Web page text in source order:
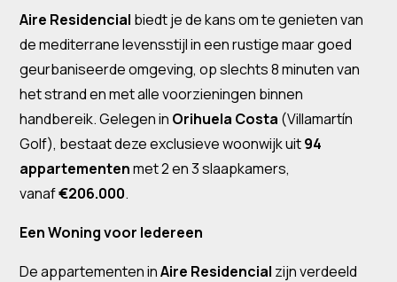
Aire Residencial biedt je de kans om te genieten van
de mediterrane levensstijl in een rustige maar goed
geurbaniseerde omgeving, op slechts 8 minuten van
het strand en met alle voorzieningen binnen
handbereik. Gelegen in Orihuela Costa (Villamartín
Golf), bestaat deze exclusieve woonwijk uit94
appartementenmet 2 en 3 slaapkamers,
vanaf€206.000.
Een Woning voor Iedereen
De appartementen inAire Residencial zijn verdeeld